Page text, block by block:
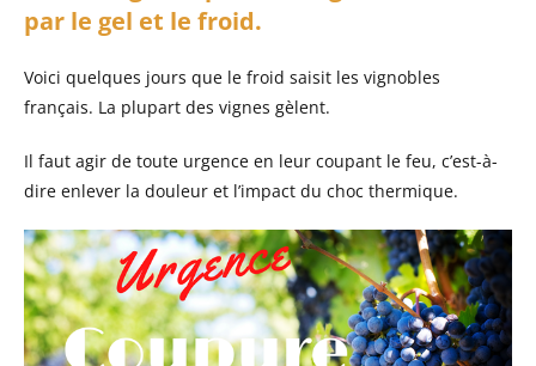
par le gel et le froid.
Voici quelques jours que le froid saisit les vignobles
français. La plupart des vignes gèlent.
Il faut agir de toute urgence en leur coupant le feu, c’est-à-
dire enlever la douleur et l’impact du choc thermique.